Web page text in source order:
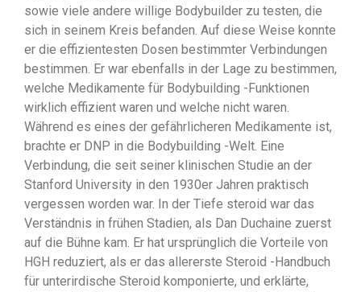
sowie viele andere willige Bodybuilder zu testen, die
sich in seinem Kreis befanden. Auf diese Weise konnte
er die effizientesten Dosen bestimmter Verbindungen
bestimmen. Er war ebenfalls in der Lage zu bestimmen,
welche Medikamente für Bodybuilding -Funktionen
wirklich effizient waren und welche nicht waren.
Während es eines der gefährlicheren Medikamente ist,
brachte er DNP in die Bodybuilding -Welt. Eine
Verbindung, die seit seiner klinischen Studie an der
Stanford University in den 1930er Jahren praktisch
vergessen worden war. In der Tiefe steroid war das
Verständnis in frühen Stadien, als Dan Duchaine zuerst
auf die Bühne kam. Er hat ursprünglich die Vorteile von
HGH reduziert, als er das allererste Steroid -Handbuch
für unterirdische Steroid komponierte, und erklärte,